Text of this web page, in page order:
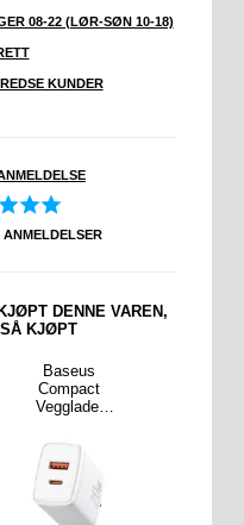
08-22 (LØR-SØN 10-18)
KUNDER
ANMELDELSER
DENNE VAREN,
KJØPT
Baseus
Compact
Vegglader
PD3.0, USB
QC3.0 - Hvit